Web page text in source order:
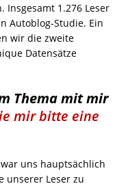
Insgesamt 1.276 Leser
Autoblog-Studie. Ein
wir die zweite
Datensätze
Thema mit mir
mir bitte eine
uns hauptsächlich
unserer Leser zu